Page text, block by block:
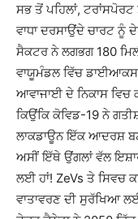
ਸਭ ਤੋਂ ਪਹਿਲਾਂ,
ਵਾਧਾ ਦਰਸਾਉਂਦੇ ਚਾਰਟ ਨੂੰ
ਸੈਕਟਰ ਨੇ ਲਗਭਗ 180
ਵਾਯੂਮੰਡਲ ਵਿੱਚ
ਆਵਾਜਾਈ ਦੇ ਨਿਕਾਸ
ਕਿਉਂਕਿ ਕੋਵਿਡ-19 ਨੇ
ਲਾਕਡਾਊਨ ਇੱਕ ਆਦਰਸ਼
ਅਸੀਂ ਇੱਥੇ ਉਂਗਲਾਂ ਵੱਲ
ਲਈ ਹਾਂ! ZeVs ਤੇ ਸਿਵਚ
ਵਾਤਾਵਰਣ ਦੀ ਸੁਰੱਖਿਆ